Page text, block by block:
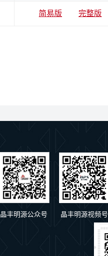
简易版 完整版
晶丰明源公众号 晶丰明源视频号